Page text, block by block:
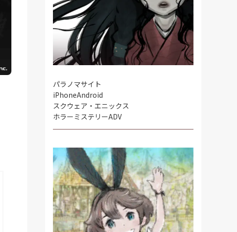
パラノマサイト
iPhoneAndroid
スクウェア・エニックス
ホラーミステリーADV